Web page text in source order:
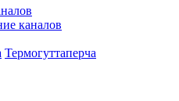
каналов
Термогуттаперча